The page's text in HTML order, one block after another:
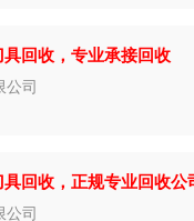
回收，专业承接回收
司
回收，正规专业回收公
司